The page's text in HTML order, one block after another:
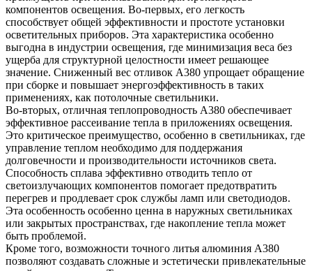
компонентов освещения. Во-первых, его легкость
способствует общей эффективности и простоте установки
осветительных приборов. Эта характеристика особенно
выгодна в индустрии освещения, где минимизация веса без
ущерба для структурной целостности имеет решающее
значение. Сниженный вес отливок A380 упрощает обращение
при сборке и повышает энергоэффективность в таких
применениях, как потолочные светильники.
Во-вторых, отличная теплопроводность A380 обеспечивает
эффективное рассеивание тепла в приложениях освещения.
Это критическое преимущество, особенно в светильниках, где
управление теплом необходимо для поддержания
долговечности и производительности источников света.
Способность сплава эффективно отводить тепло от
светоизлучающих компонентов помогает предотвратить
перегрев и продлевает срок службы ламп или светодиодов.
Эта особенность особенно ценна в наружных светильниках
или закрытых пространствах, где накопление тепла может
быть проблемой.
Кроме того, возможности точного литья алюминия A380
позволяют создавать сложные и эстетически привлекательные